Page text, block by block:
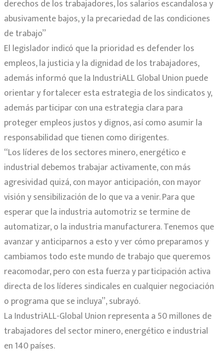
derechos de los trabajadores, los salarios escandalosa y
abusivamente bajos, y la precariedad de las condiciones
de trabajo”
El legislador indicó que la prioridad es defender los
empleos, la justicia y la dignidad de los trabajadores,
además informó que la IndustriALL Global Union puede
orientar y fortalecer esta estrategia de los sindicatos y,
además participar con una estrategia clara para
proteger empleos justos y dignos, así como asumir la
responsabilidad que tienen como dirigentes.
“Los líderes de los sectores minero, energético e
industrial debemos trabajar activamente, con más
agresividad quizá, con mayor anticipación, con mayor
visión y sensibilización de lo que va a venir. Para que
esperar que la industria automotriz se termine de
automatizar, o la industria manufacturera. Tenemos que
avanzar y anticiparnos a esto y ver cómo preparamos y
cambiamos todo este mundo de trabajo que queremos
reacomodar, pero con esta fuerza y participación activa
directa de los líderes sindicales en cualquier negociación
o programa que se incluya”, subrayó.
La IndustriALL-Global Union representa a 50 millones de
trabajadores del sector minero, energético e industrial
en 140 países.